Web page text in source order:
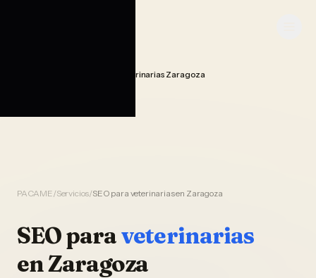
Seo Posicionamiento Veterinarias Zaragoza
PACAME/Servicios/SEO para veterinarias en Zaragoza
SEOparaveterinarias
enZaragoza